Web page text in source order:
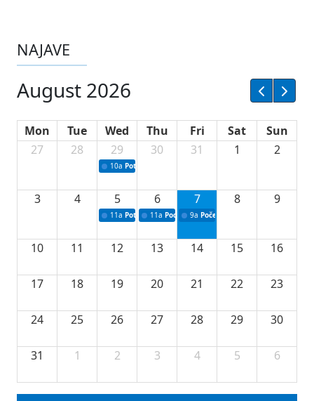
NAJAVE
August 2026
Mon Tue Wed Thu Fri Sat
Sun
27
28 29
10a Potpisivanje ugovora sa neprofitnim
30 31 1 2
3 4 5
11a Potpisivanje ugovora o stipendijama za
6
11a Podrška razvoju vodne infrastrukture u
7
9a Početak izgradnje nove
8 9
10 11 12 13 14 15 16
17 18 19 20 21 22 23
24 25 26 27 28 29 30
31 1 2 3 4 5 6